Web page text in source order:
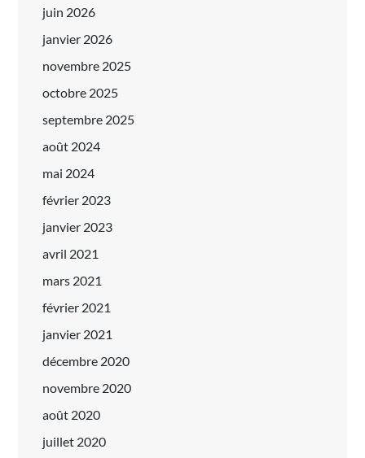
juin 2026
janvier 2026
novembre 2025
octobre 2025
septembre 2025
août 2024
mai 2024
février 2023
janvier 2023
avril 2021
mars 2021
février 2021
janvier 2021
décembre 2020
novembre 2020
août 2020
juillet 2020